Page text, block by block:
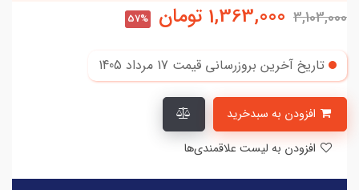
3,103,000
1,363,000 تومان 57%
تاریخ آخرین بروزرسانی قیمت 17 مرداد 1405